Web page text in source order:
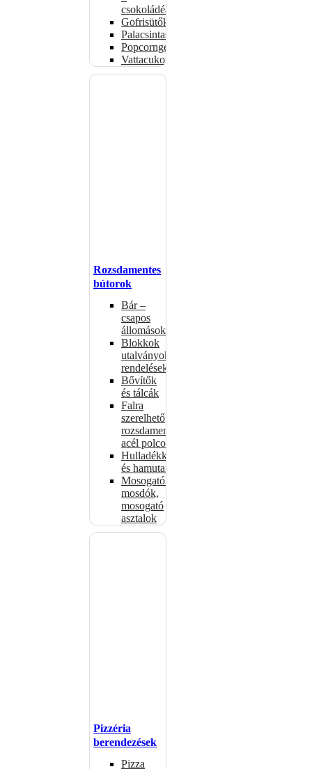
csokoládéadagolók
Gofrisütők
Palacsintasütők
Popcorngépek
Vattacukorgép
Rozsdamentes
bútorok
Bár –
csapos
állomások
Blokkok
utalványokhoz,
rendelésekhez
Bővítők
és tálcák
Falra
szerelhető
rozsdamentes
acél polcok
Hulladékkosarak
és hamutartók
Mosogatók,
mosdók,
mosogató
asztalok
Pizzéria
berendezések
Pizza